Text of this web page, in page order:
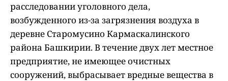
расследовании уголовного дела,
возбужденного из-за загрязнения воздуха в
деревне Старомусино Кармаскалинского
района Башкирии. В течение двух лет местное
предприятие, не имеющее очистных
сооружений, выбрасывает вредные вещества в